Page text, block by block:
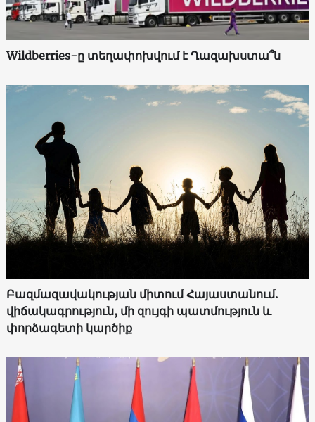
Wildberries-ը տեղափոխվում է Ղազախստա՞ն
Բազմազավակության միտում Հայաստանում.
վիճակագրություն, մի զույգի պատմություն և
փորձագետի կարծիք